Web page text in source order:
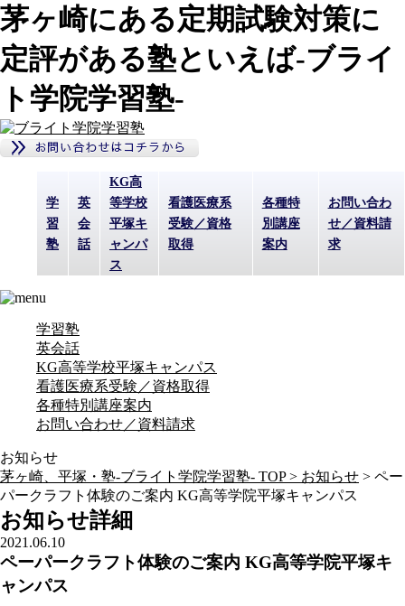
茅ヶ崎にある定期試験対策に
定評がある塾といえば-ブライ
ト学院学習塾-
学
習
塾
英
会
話
KG高
等学校
平塚キ
ャンパ
ス
看護医療系
受験／資格
取得
各種特
別講座
案内
お問い合わ
せ／資料請
求
学習塾
英会話
KG高等学校平塚キャンパス
看護医療系受験／資格取得
各種特別講座案内
お問い合わせ／資料請求
お知らせ
茅ヶ崎、平塚・塾-ブライト学院学習塾- TOP > お知らせ > ペー
パークラフト体験のご案内 KG高等学院平塚キャンパス
お知らせ詳細
2021.06.10
ペーパークラフト体験のご案内 KG高等学院平塚キ
ャンパス